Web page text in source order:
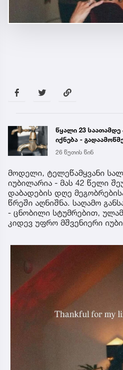
წყალი 23 საათამდე
იქნება -
მისამართები
26 წუთის წინ
მოდელი, ტელეწამყვანი
იუბილარია - მას 42 წელი
დაბადების დღე
წრეში აღნიშნა. საღამო
- ცნობილი სტუმრებით,
კიდევ უფრო მშვენიერი